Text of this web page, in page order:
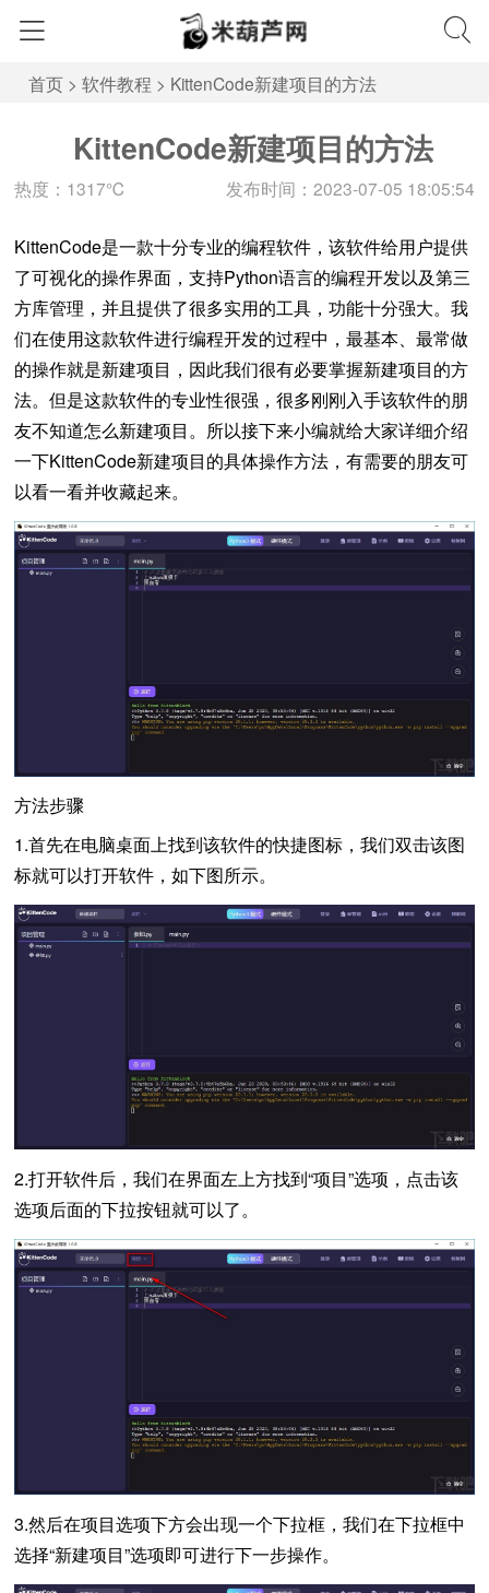
首页 > 软件教程 > KittenCode新建项目的方法
KittenCode新建项目的方法
热度：1317℃ 发布时间：2023-07-05 18:05:54
KittenCode是一款十分专业的编程软件，该软件给用户提供
了可视化的操作界面，支持Python语言的编程开发以及第三
方库管理，并且提供了很多实用的工具，功能十分强大。我
们在使用这款软件进行编程开发的过程中，最基本、最常做
的操作就是新建项目，因此我们很有必要掌握新建项目的方
法。但是这款软件的专业性很强，很多刚刚入手该软件的朋
友不知道怎么新建项目。所以接下来小编就给大家详细介绍
一下KittenCode新建项目的具体操作方法，有需要的朋友可
以看一看并收藏起来。
方法步骤
1.首先在电脑桌面上找到该软件的快捷图标，我们双击该图
标就可以打开软件，如下图所示。
2.打开软件后，我们在界面左上方找到“项目”选项，点击该
选项后面的下拉按钮就可以了。
3.然后在项目选项下方会出现一个下拉框，我们在下拉框中
选择“新建项目”选项即可进行下一步操作。